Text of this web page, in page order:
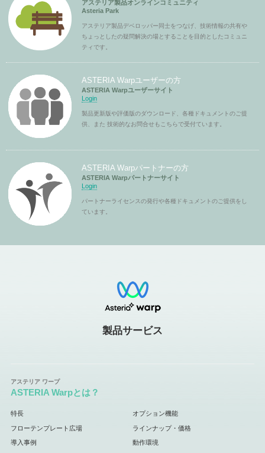
アステリア製品オンラインコミュニティ
Asteria Park
アステリア製品デベロッパー同士をつなげ、技術情報の共有や
ちょっとしたの疑問解決の場とすることを目的としたコミュニ
ティです。
ASTERIA Warpユーザーの方
ASTERIA Warpユーザーサイト
Login
製品更新版や評価版のダウンロード、各種ドキュメントのご提
供、また 技術的なお問合せもこちらで受付ています。
ASTERIA Warpパートナーの方
ASTERIA Warpパートナーサイト
Login
パートナーライセンスの発行や各種ドキュメントのご提供をし
ています。
製品サービス
ASTERIA Warpとは？
特長 オプション機能
フローテンプレート広場 ラインナップ・価格
導入事例 動作環境